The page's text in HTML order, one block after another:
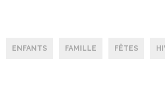
ENFANTS FAMILLE FÊTES